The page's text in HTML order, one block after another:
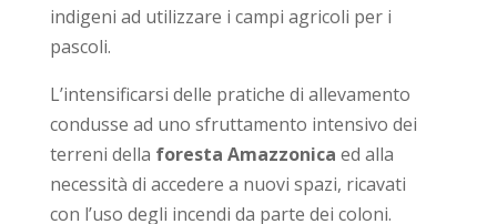
indigeni ad utilizzare i campi agricoli per i
pascoli.
L’intensificarsi delle pratiche di allevamento
condusse ad uno sfruttamento intensivo dei
terreni della foresta Amazzonica ed alla
necessità di accedere a nuovi spazi, ricavati
con l’uso degli incendi da parte dei coloni.